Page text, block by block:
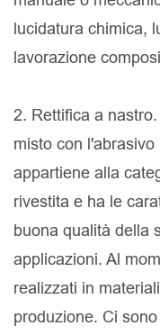
lucidatura chimica,
lavorazione
2. Rettifica a
misto con
appartiene alla
rivestita e ha le
buona qualità della
applicazioni. Al
realizzati in
produzione. Ci